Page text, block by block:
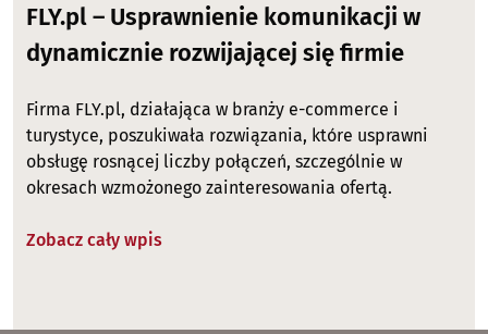
FLY.pl – Usprawnienie komunikacji w
dynamicznie rozwijającej się firmie
Firma FLY.pl, działająca w branży e-commerce i
turystyce, poszukiwała rozwiązania, które usprawni
obsługę rosnącej liczby połączeń, szczególnie w
okresach wzmożonego zainteresowania ofertą.
Zobacz cały wpis